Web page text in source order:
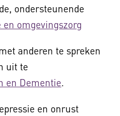
ondersteunende
en omgevingszorg
anderen te spreken
uit te
en Dementie.
en onrust